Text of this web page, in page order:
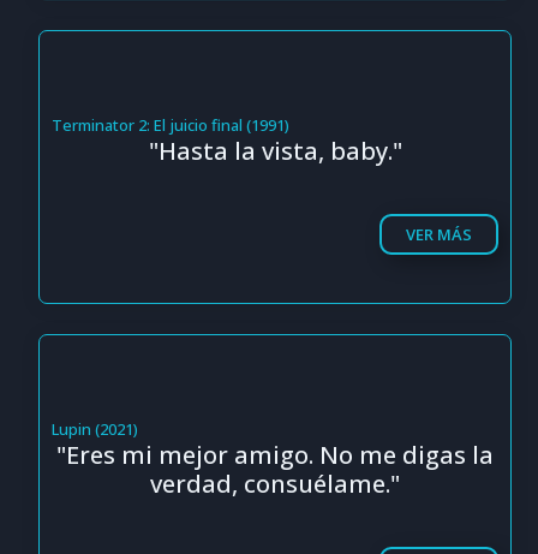
Terminator 2: El juicio final (1991)
"Hasta la vista, baby."
VER MÁS
Lupin (2021)
"Eres mi mejor amigo. No me digas la
verdad, consuélame."